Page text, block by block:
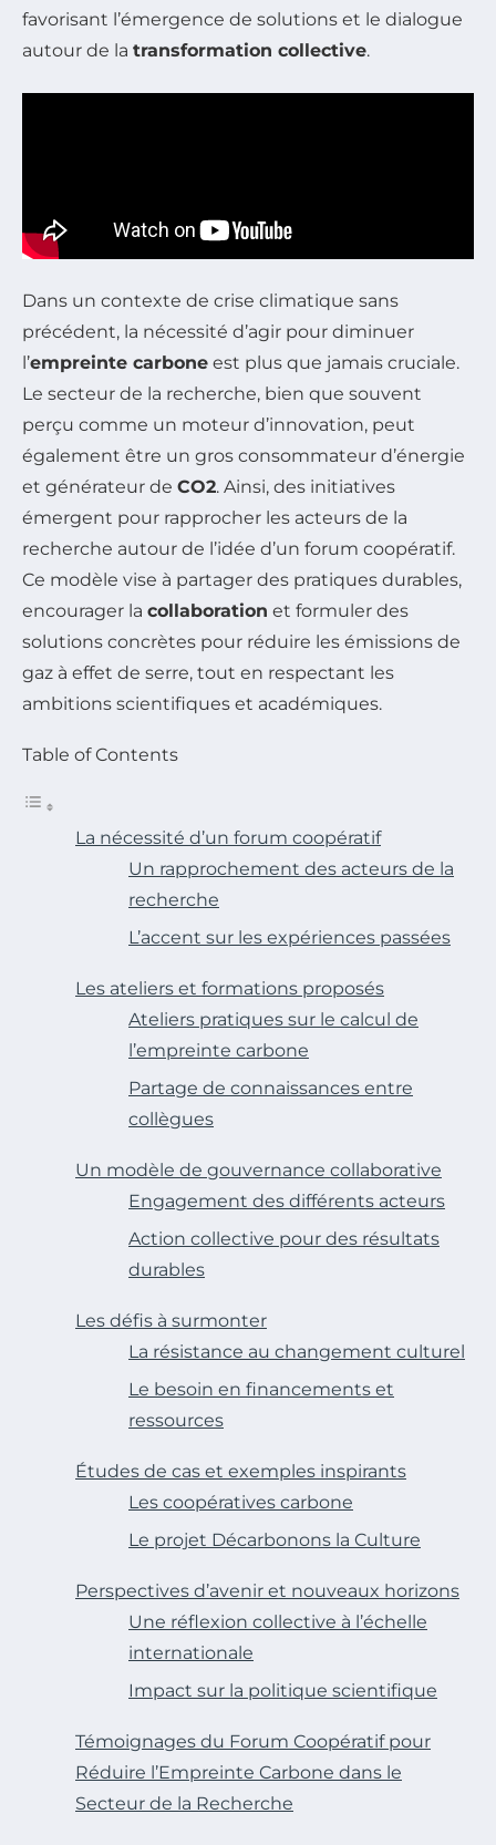
favorisant l’émergence de solutions et le dialogue
autour de la transformation collective.
Dans un contexte de crise climatique sans
précédent, la nécessité d’agir pour diminuer
l’empreinte carbone est plus que jamais cruciale.
Le secteur de la recherche, bien que souvent
perçu comme un moteur d’innovation, peut
également être un gros consommateur d’énergie
et générateur de CO2. Ainsi, des initiatives
émergent pour rapprocher les acteurs de la
recherche autour de l’idée d’un forum coopératif.
Ce modèle vise à partager des pratiques durables,
encourager la collaboration et formuler des
solutions concrètes pour réduire les émissions de
gaz à effet de serre, tout en respectant les
ambitions scientifiques et académiques.
Table of Contents
La nécessité d’un forum coopératif
Un rapprochement des acteurs de la
recherche
L’accent sur les expériences passées
Les ateliers et formations proposés
Ateliers pratiques sur le calcul de
l’empreinte carbone
Partage de connaissances entre
collègues
Un modèle de gouvernance collaborative
Engagement des différents acteurs
Action collective pour des résultats
durables
Les défis à surmonter
La résistance au changement culturel
Le besoin en financements et
ressources
Études de cas et exemples inspirants
Les coopératives carbone
Le projet Décarbonons la Culture
Perspectives d’avenir et nouveaux horizons
Une réflexion collective à l’échelle
internationale
Impact sur la politique scientifique
Témoignages du Forum Coopératif pour
Réduire l’Empreinte Carbone dans le
Secteur de la Recherche